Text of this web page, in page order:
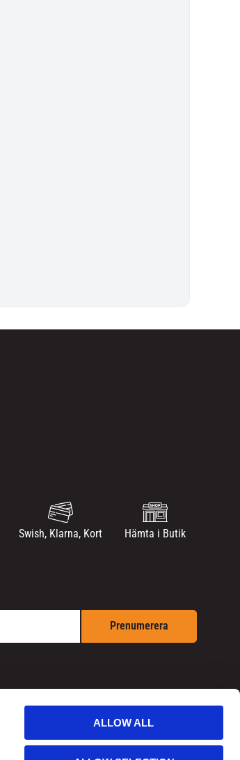
ALLOW ALL
Swish, Klarna, Kort Hämta i Butik
Prenumerera